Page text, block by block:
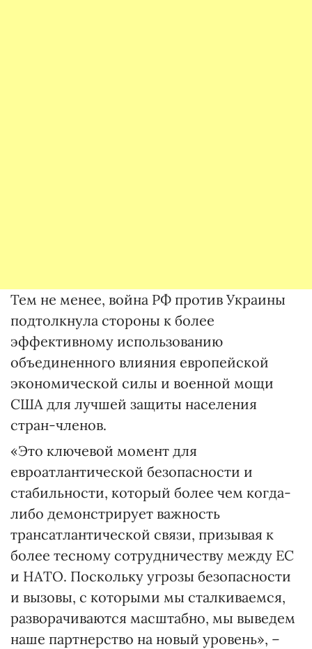
Тем не менее, война РФ против Украины
подтолкнула стороны к более
эффективному использованию
объединенного влияния европейской
экономической силы и военной мощи
США для лучшей защиты населения
стран-членов.
«Это ключевой момент для
евроатлантической безопасности и
стабильности, который более чем когда-
либо демонстрирует важность
трансатлантической связи, призывая к
более тесному сотрудничеству между ЕС
и НАТО. Поскольку угрозы безопасности
и вызовы, с которыми мы сталкиваемся,
разворачиваются масштабно, мы выведем
наше партнерство на новый уровень», –